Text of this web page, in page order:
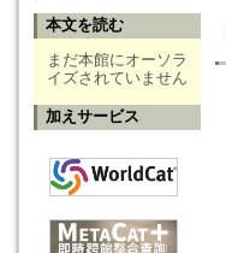
本文を読む
まだ本館にオーソラ
イズされていません
加えサービス